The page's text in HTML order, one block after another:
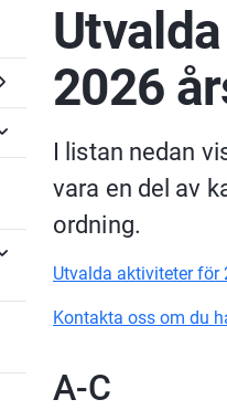
2026
I listan nedan
vara en del av
ordning.
Utvalda aktiviteter för
Kontakta oss om du
A-C